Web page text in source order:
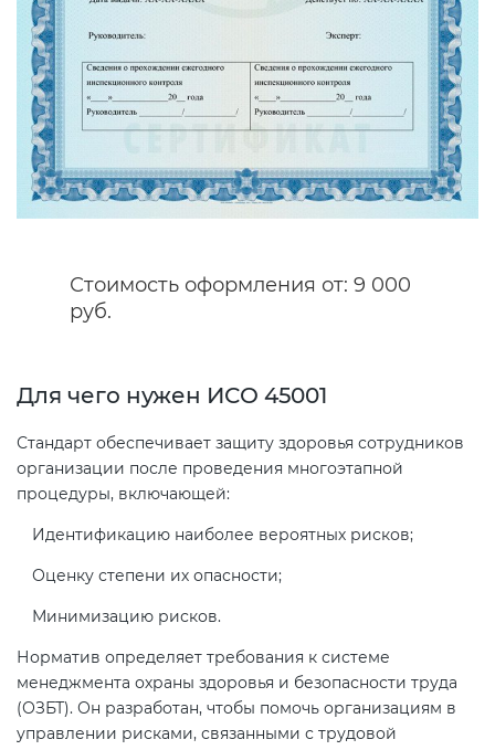
Стоимость оформления от: 9 000
руб.
Для чего нужен ИСО 45001
Стандарт обеспечивает защиту здоровья сотрудников
организации после проведения многоэтапной
процедуры, включающей:
Идентификацию наиболее вероятных рисков;
Оценку степени их опасности;
Минимизацию рисков.
Норматив определяет требования к системе
менеджмента охраны здоровья и безопасности труда
(ОЗБТ). Он разработан, чтобы помочь организациям в
управлении рисками, связанными с трудовой
Сертификация спортивных
товаров
Сертификация электротехники
Сертификация ресурсов
Остальное
Декларация ТР ТС
Декларирование косметики (ТР
ТС 009)
Декларирование оборудования
Декларирование пищевой
Декларирование алкогольной
Декларирование
совместимости (ТР ТС 020)
Сертификация детских товаров
Сертификация товаров легкой
промышленности (ТР ТС 017)